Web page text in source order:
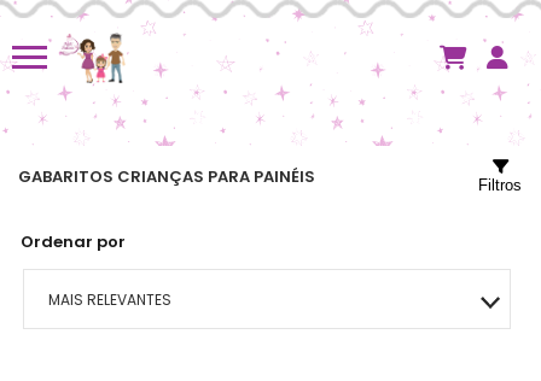
GABARITOS CRIANÇAS PARA PAINÉIS
Ordenar por
MAIS RELEVANTES
Filtros